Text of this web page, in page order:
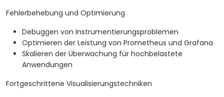
Fehlerbehebung und Optimierung
Debuggen von Instrumentierungsproblemen
Optimieren der Leistung von Prometheus und Grafana
Skalieren der Überwachung für hochbelastete
Anwendungen
Fortgeschrittene Visualisierungstechniken